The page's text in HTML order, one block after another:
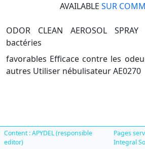
AVAILABLE SUR
ODOR CLEAN AEROSOL
bactéries
favorables Efficace contre les
autres Utiliser nébulisateur AE0270
Content : APYDEL (responsible
editor)
Pages
Integral